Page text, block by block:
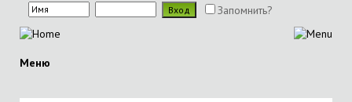
Запомнить?
Меню